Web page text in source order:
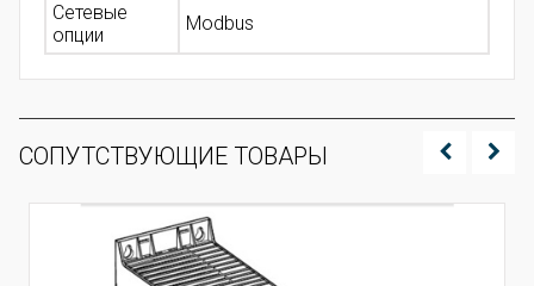
Сетевые
опции
Modbus
СОПУТСТВУЮЩИЕ ТОВАРЫ